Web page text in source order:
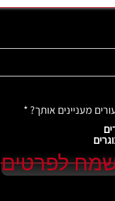
מעניינים אותך? *
לפרטים